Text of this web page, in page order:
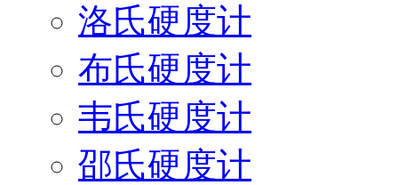
洛氏硬度计
布氏硬度计
韦氏硬度计
邵氏硬度计